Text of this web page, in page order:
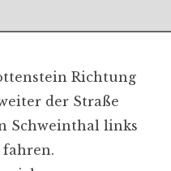
Richtung
der Straße
Schweinthal links